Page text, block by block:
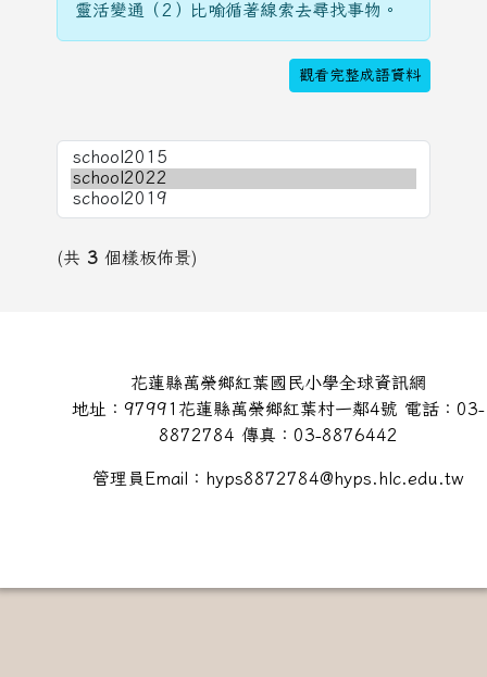
靈活變通（2）比喻循著線索去尋找事物。
觀看完整成語資料
(共 3 個樣板佈景)
花蓮縣萬榮鄉紅葉國民小學全球資訊網
地址：97991花蓮縣萬榮鄉紅葉村一鄰4號 電話：03-
8872784 傳真：03-8876442
管理員Email：hyps8872784@hyps.hlc.edu.tw